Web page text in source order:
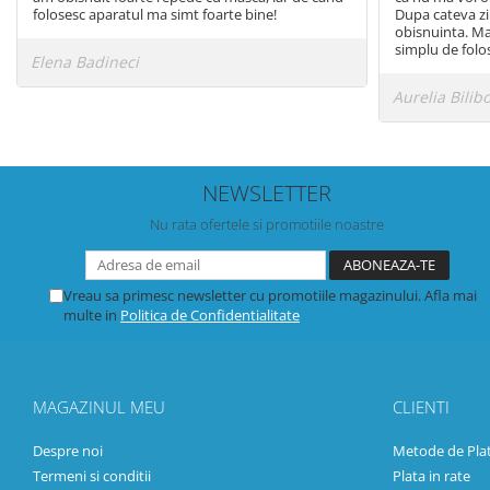
Masti Discontinued (Nu se mai
Perna CPAP
Preventie iritatia pielii
Stocare si generare raport CPAP
folosesc aparatul ma simt foarte bine!
Elena Badineci
Dupa cateva
obisnuinta.
simplu de
Aurelia
NEWSLETTER
Nu rata ofertele si promotiile noastre
Vreau sa primesc newsletter cu promotiile magazinului. Afla mai
multe in Politica de Confidentialitate
MAGAZINUL MEU
Despre noi
Termeni si conditii
CLIENTI
Metode de
Plata in rate